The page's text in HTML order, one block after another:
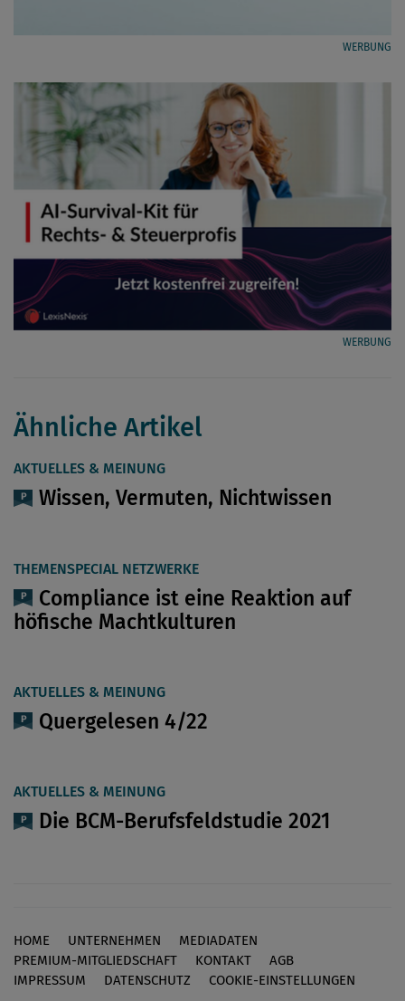
WERBUNG
WERBUNG
Ähnliche Artikel
AKTUELLES & MEINUNG
Wissen, Vermuten, Nichtwissen
THEMENSPECIAL NETZWERKE
Compliance ist eine Reaktion auf
höfische Machtkulturen
AKTUELLES & MEINUNG
Quergelesen 4/22
AKTUELLES & MEINUNG
Die BCM-Berufsfeldstudie 2021
Footer
HOME UNTERNEHMEN
MEDIADATEN
PREMIUM-MITGLIEDSCHAFT
KONTAKT
AGB
IMPRESSUM
DATENSCHUTZ COOKIE-EINSTELLUNGEN